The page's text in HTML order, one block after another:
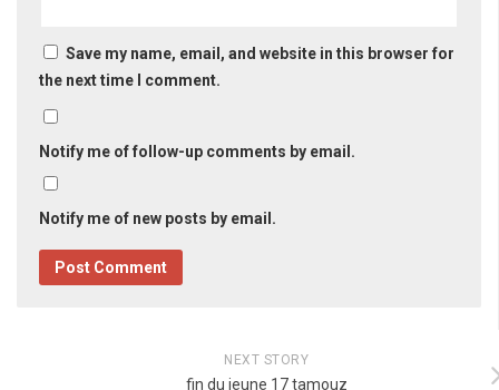
Save my name, email, and website in this browser for
the next time I comment.
Notify me of follow-up comments by email.
Notify me of new posts by email.
NEXT STORY
fin du jeune 17 tamouz